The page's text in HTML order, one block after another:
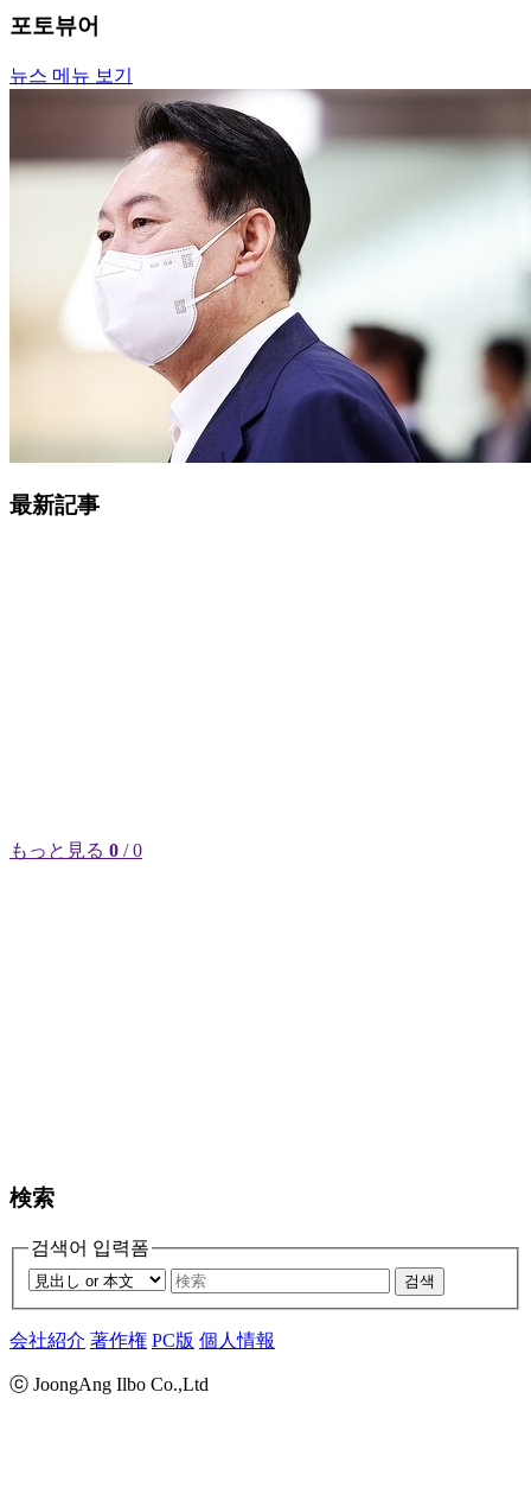
포토뷰어
뉴스 메뉴 보기
最新記事
もっと見る 0 / 0
検索
검색어 입력폼
검색
会社紹介 著作権 PC版 個人情報
ⓒ JoongAng Ilbo Co.,Ltd